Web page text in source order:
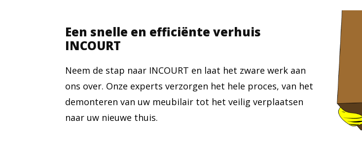
Een snelle en efficiënte verhuis
INCOURT
Neem de stap naar INCOURT en laat het zware werk aan
ons over. Onze experts verzorgen het hele proces, van het
demonteren van uw meubilair tot het veilig verplaatsen
naar uw nieuwe thuis.